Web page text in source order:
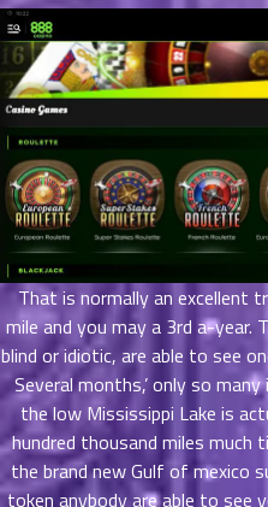
That is normally an excellent
mile and you may a 3rd a-year.
blind or idiotic, are able to see
Several months,’ only so
the low Mississippi Lake is
hundred thousand miles
the brand new Gulf of mexico
token anybody are able to see
ตอน
ที่
ม
24
ตอน
ที่
ม
25
ตอน
ที่
26
ตอน
ที่
ม
27
ตอน
ที่
ม